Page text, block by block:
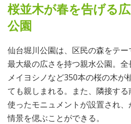
桜並木が春を告げる
公園
仙台堀川公園は、区民の森をテ
最大級の広さを持つ親水公園。
メイヨシノなど350本の桜の木が
ても親しまれる。また、隣接す
使ったモニュメントが設置され
情景を偲ぶことができる。